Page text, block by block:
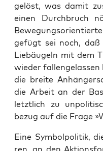
ge­löst, was damit
einen Durch­bruch
ge­fügt sei noch, daß
Lieb­äu­geln mit dem
wie­der
die brei­te
die Arbeit an der
letzt­lich zu
bezug auf die Fra­ge
Eine Sym­bol­po­li­tik,
ren, an den